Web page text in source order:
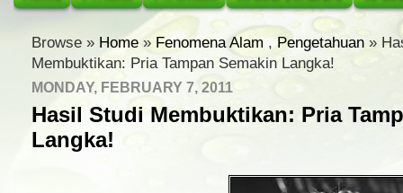
Browse » Home » Fenomena Alam,Pengetahuan »
Membuktikan: Pria Tampan Semakin Langka!
MONDAY, FEBRUARY 7, 2011
Hasil Studi Membuktikan: Pria
Langka!